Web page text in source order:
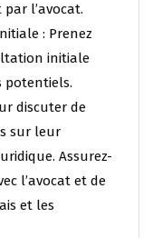
l’avocat.
: Prenez
initiale
potentiels.
discuter de
sur leur
Assurez-
l’avocat et de
et les